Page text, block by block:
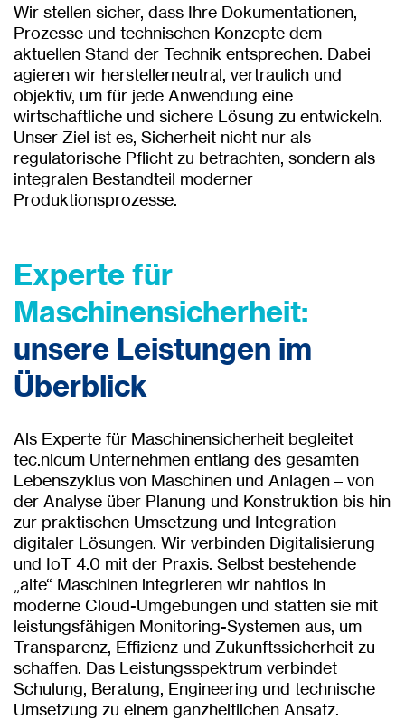
Wir stellen sicher, dass Ihre Dokumentationen,
Prozesse und technischen Konzepte dem
aktuellen Stand der Technik entsprechen. Dabei
agieren wir herstellerneutral, vertraulich und
objektiv, um für jede Anwendung eine
wirtschaftliche und sichere Lösung zu entwickeln.
Unser Ziel ist es, Sicherheit nicht nur als
regulatorische Pflicht zu betrachten, sondern als
integralen Bestandteil moderner
Produktionsprozesse.
Experte für
Maschinensicherheit:
unsere Leistungen im
Überblick
Als Experte für Maschinensicherheit begleitet
tec.nicum Unternehmen entlang des gesamten
Lebenszyklus von Maschinen und Anlagen – von
der Analyse über Planung und Konstruktion bis hin
zur praktischen Umsetzung und Integration
digitaler Lösungen. Wir verbinden Digitalisierung
und IoT 4.0 mit der Praxis. Selbst bestehende
„alte“ Maschinen integrieren wir nahtlos in
moderne Cloud-Umgebungen und statten sie mit
leistungsfähigen Monitoring-Systemen aus, um
Transparenz, Effizienz und Zukunftssicherheit zu
schaffen. Das Leistungsspektrum verbindet
Schulung, Beratung, Engineering und technische
Umsetzung zu einem ganzheitlichen Ansatz.